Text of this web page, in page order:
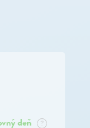
deň ?